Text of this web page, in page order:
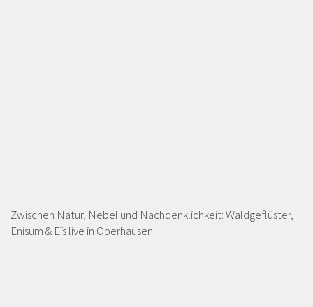
Zwischen Natur, Nebel und Nachdenklichkeit: Waldgeflüster,
Enisum & Eïs live in Oberhausen: